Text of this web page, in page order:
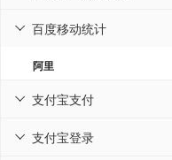
百度移动统计

阿里
支付宝支付

支付宝登录
